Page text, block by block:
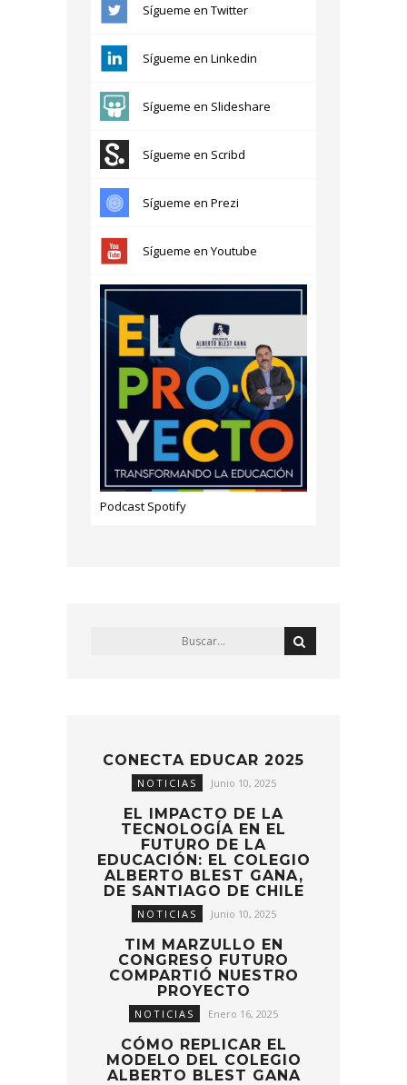
Sígueme en Twitter
Sígueme en Linkedin
Sígueme en Slideshare
Sígueme en Scribd
Sígueme en Prezi
Sígueme en Youtube
Podcast Spotify
CONECTA EDUCAR 2025
NOTICIAS Junio 10, 2025
EL IMPACTO DE LA
TECNOLOGÍA EN EL
FUTURO DE LA
EDUCACIÓN: EL COLEGIO
ALBERTO BLEST GANA,
DE SANTIAGO DE CHILE
NOTICIAS Junio 10, 2025
TIM MARZULLO EN
CONGRESO FUTURO
COMPARTIÓ NUESTRO
PROYECTO
NOTICIAS Enero 16, 2025
CÓMO REPLICAR EL
MODELO DEL COLEGIO
ALBERTO BLEST GANA